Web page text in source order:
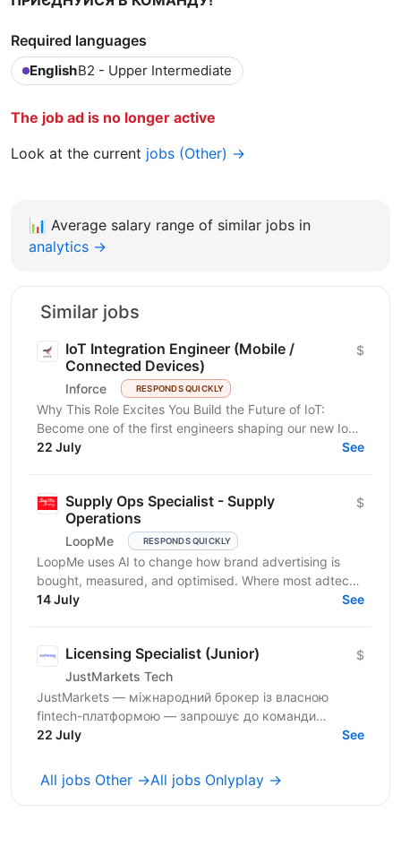
Required languages
EnglishB2 - Upper Intermediate
The job ad is no longer active
Look at the current jobs (Other) →
📊 Average salary range of similar jobs in
analytics →
Similar jobs
IoT Integration Engineer (Mobile /
Connected Devices)
Inforce RESPONDS QUICKLY
$
Why This Role Excites You Build the Future of IoT:
Become one of the first engineers shaping our new IoT
direction and work on innovative connected device...
22 July See
Supply Ops Specialist - Supply
Operations
LoopMe RESPONDS QUICKLY
$
LoopMe uses AI to change how brand advertising is
bought, measured, and optimised. Where most adtech
platforms optimise for impressions or clicks, we...
14 July See
Licensing Specialist (Junior)
JustMarkets Tech
$
JustMarkets — міжнародний брокер із власною
fintech-платформою — запрошує до команди
Licensing Specialist. Ми пропонуємо можливість
22 July See
All jobs Other →All jobs Onlyplay →